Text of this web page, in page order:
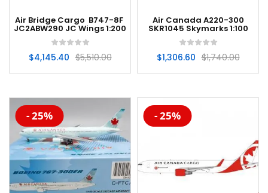
Air Bridge Cargo B747-8F
JC2ABW290 JC Wings 1:200
$5,510.00
$4,145.40
Air Canada A220-300
SKR1045 Skymarks 1:100
$1,740.00
$1,306.60
-20%
- 25% -20%
- 25%